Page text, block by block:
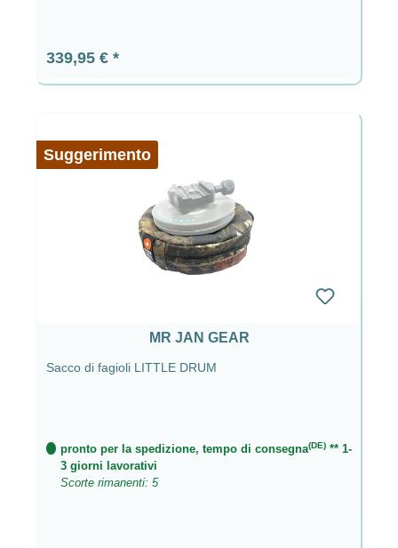
Prezzo normale:
339,95 €
Suggerimento
MR JAN GEAR
Sacco di fagioli LITTLE DRUM
pronto per la spedizione, tempo di consegna(DE)** 1-
3 giorni lavorativi
Scorte rimanenti: 5